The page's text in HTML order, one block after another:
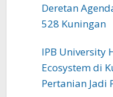
Deretan
528 Kuningan
IPB University
Ecosystem di
Pertanian Jadi